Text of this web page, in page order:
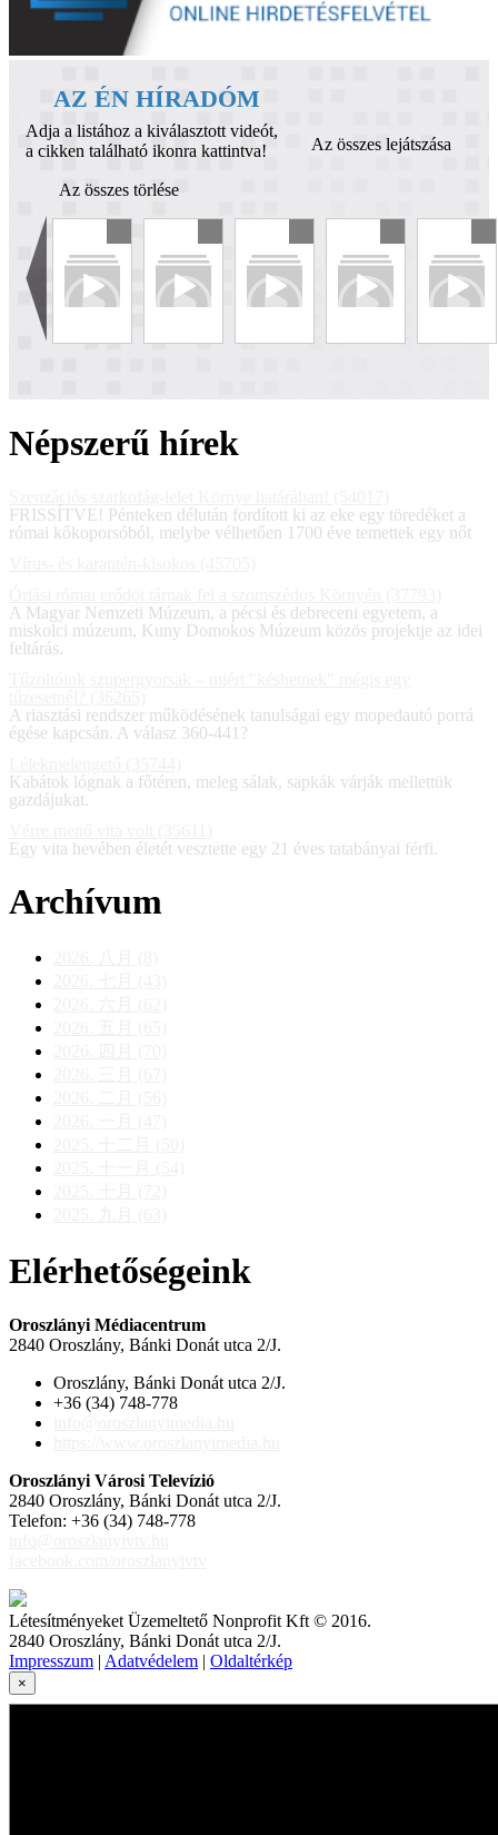
AZ ÉN HÍRADÓM
Adja a listához a kiválasztott videót,
a cikken található ikonra kattintva!
Az összes lejátszása
Az összes törlése
Népszerű hírek
FRISSÍTVE! Pénteken délután fordított ki az eke egy töredéket a
római kőkoporsóból, melybe vélhetően 1700 éve temettek egy nőt
A Magyar Nemzeti Múzeum, a pécsi és debreceni egyetem, a
miskolci múzeum, Kuny Domokos Múzeum közös projektje az idei
feltárás.
A riasztási rendszer működésének tanulságai egy mopedautó porrá
égése kapcsán. A válasz 360-441?
Kabátok lógnak a főtéren, meleg sálak, sapkák várják mellettük
gazdájukat.
Egy vita hevében életét vesztette egy 21 éves tatabányai férfi.
Archívum
Elérhetőségeink
Oroszlányi Médiacentrum
2840 Oroszlány, Bánki Donát utca 2/J.
Oroszlány, Bánki Donát utca 2/J.
+36 (34) 748-778
Oroszlányi Városi Televízió
2840 Oroszlány, Bánki Donát utca 2/J.
Telefon: +36 (34) 748-778
Létesítményeket Üzemeltető Nonprofit Kft © 2016.
2840 Oroszlány, Bánki Donát utca 2/J.
Impresszum Adatvédelem Oldaltérkép
×